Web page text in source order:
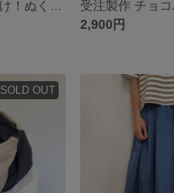
2,900円
SOLD OUT